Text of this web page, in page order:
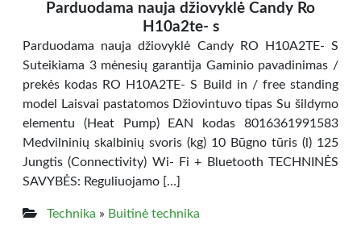
Parduodama nauja džiovyklė Candy Ro
H10a2te- s
Parduodama nauja džiovyklė Candy RO H10A2TE- S
Suteikiama 3 mėnesių garantija Gaminio pavadinimas /
prekės kodas RO H10A2TE- S Build in / free standing
model Laisvai pastatomos Džiovintuvo tipas Su šildymo
elementu (Heat Pump) EAN kodas 8016361991583
Medvilninių skalbinių svoris (kg) 10 Būgno tūris (l) 125
Jungtis (Connectivity) Wi- Fi + Bluetooth TECHNINĖS
SAVYBĖS: Reguliuojamo […]
Technika » Buitinė technika